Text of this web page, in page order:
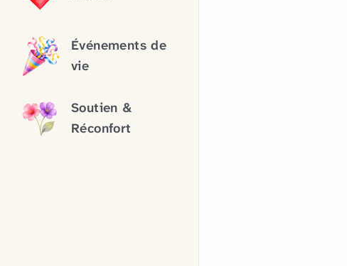
Événements de
vie
Soutien &
Réconfort